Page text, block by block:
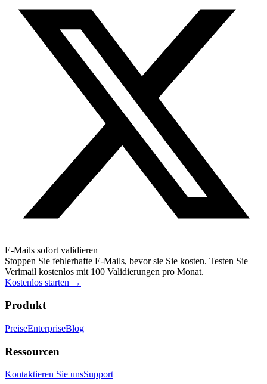
E-Mails sofort validieren
Stoppen Sie fehlerhafte E-Mails, bevor sie Sie kosten. Testen Sie
Verimail kostenlos mit 100 Validierungen pro Monat.
Kostenlos starten →
Produkt
PreiseEnterpriseBlog
Ressourcen
Kontaktieren Sie unsSupport